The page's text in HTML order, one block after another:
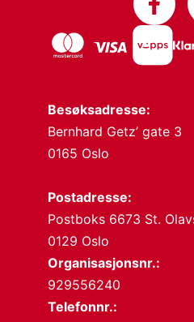
Besøksadresse:
Bernhard Getz’ gate 3
0165 Oslo
Postadresse:
Postboks 6673 St.
0129 Oslo
Organisasjonsnr.:
929556240
Telefonnr.: